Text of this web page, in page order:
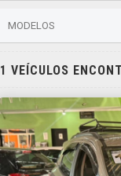
MODELOS
1 VEÍCULOS